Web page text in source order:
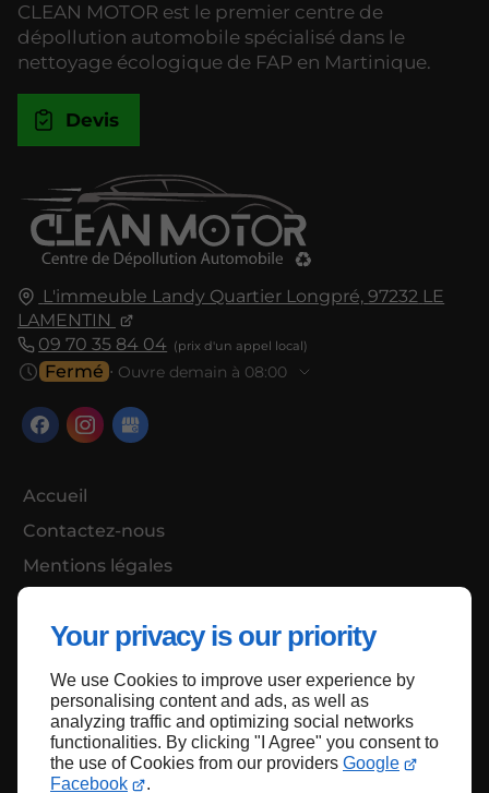
Your privacy is our priority
We use Cookies to improve user experience by
personalising content and ads, as well as
analyzing traffic and optimizing social networks
functionalities. By clicking "I Agree" you consent to
the use of Cookies from our providers Google
Facebook
.
L'immeuble Landy Quartier Longpré, 97232 LE
LAMENTIN
09 70 35 84 04
Fermé ⋅ Ouvre demain à 08:00
Accueil
Contactez-nous
Mentions légales
CLEAN MOTOR est le premier centre de
dépollution automobile spécialisé dans le
nettoyage écologique de FAP en Martinique.
Devis
Haut de page